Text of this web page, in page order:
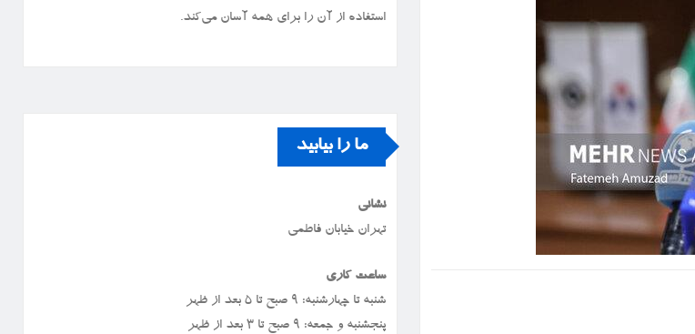
استفاده از آن را برای همه آسان می‌کند.
ما را بیابید
نشانی
تهران خیابان فاطمی
ساعت کاری
شنبه تا چهارشنبه: ۹ صبح تا ۵ بعد از ظهر
پنجشنبه و جمعه: ۹ صبح تا ۳ بعد از ظهر